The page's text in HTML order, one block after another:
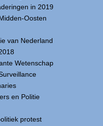
in 2019
Oosten
van Nederland
Wetenschap
en Politie
protest